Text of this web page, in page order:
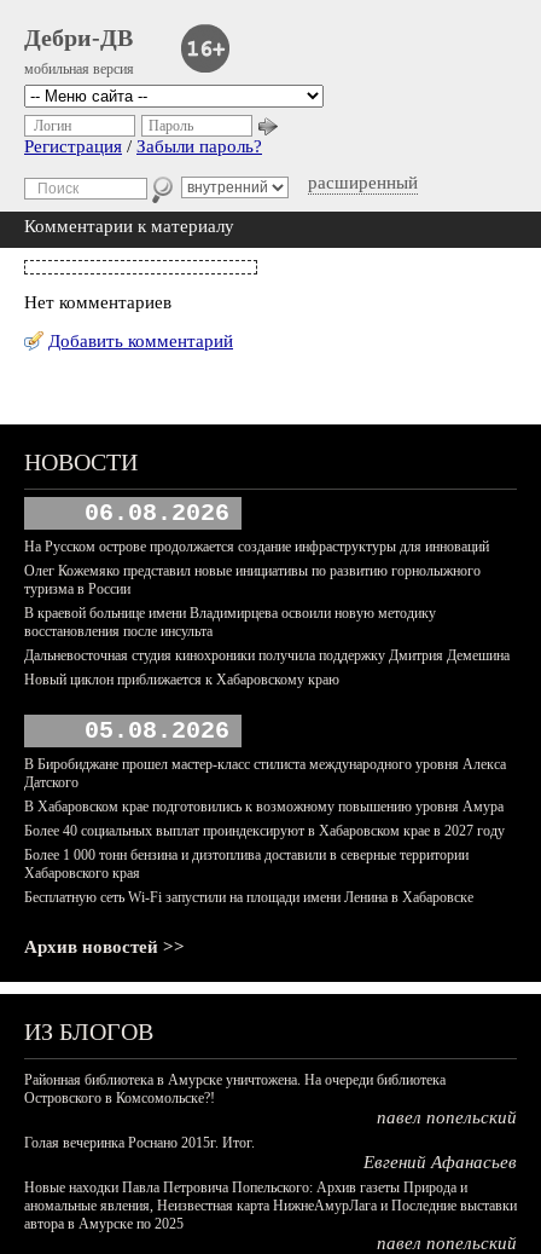
Дебри-ДВ
мобильная версия
расширенный
Логин Пароль
Регистрация / Забыли пароль?
Комментарии к материалу
Нет комментариев
Добавить комментарий
НОВОСТИ
06.08.2026
На Русском острове продолжается создание инфраструктуры для инноваций
Олег Кожемяко представил новые инициативы по развитию горнолыжного
туризма в России
В краевой больнице имени Владимирцева освоили новую методику
восстановления после инсульта
Дальневосточная студия кинохроники получила поддержку Дмитрия Демешина
Новый циклон приближается к Хабаровскому краю
05.08.2026
В Биробиджане прошел мастер-класс стилиста международного уровня Алекса
Датского
В Хабаровском крае подготовились к возможному повышению уровня Амура
Более 40 социальных выплат проиндексируют в Хабаровском крае в 2027 году
Более 1 000 тонн бензина и дизтоплива доставили в северные территории
Хабаровского края
Бесплатную сеть Wi-Fi запустили на площади имени Ленина в Хабаровске
Архив новостей >>
ИЗ БЛОГОВ
Районная библиотека в Амурске уничтожена. На очереди библиотека
Островского в Комсомольске?!
павел попельский
Голая вечеринка Роснано 2015г. Итог.
Евгений Афанасьев
Новые находки Павла Петровича Попельского: Архив газеты Природа и
аномальные явления, Неизвестная карта НижнеАмурЛага и Последние выставки
автора в Амурске по 2025
павел попельский